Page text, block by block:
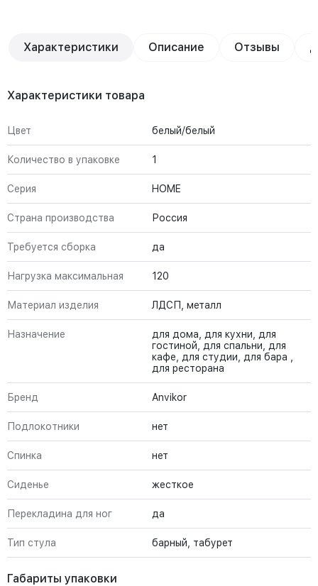
Характеристики Описание Отзывы
Характеристики товара
Цвет белый/белый
Количество в упаковке 1
Серия HOME
Страна производства Россия
Требуется сборка да
Нагрузка максимальная 120
Материал изделия ЛДСП, металл
Назначение
для дома, для кухни, для
гостиной, для спальни, для
кафе, для студии, для бара ,
для ресторана
Бренд Anvikor
Подлокотники нет
Спинка нет
Сиденье жесткое
Перекладина для ног да
Тип стула барный, табурет
Габариты упаковки